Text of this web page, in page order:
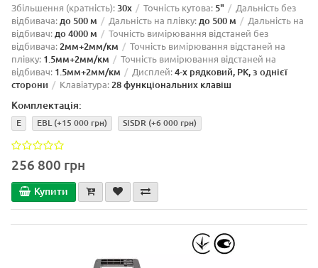
Збільшення (кратність):30х Точність кутова: 5"
Дальність без
відбивача:до 500 м Дальність на плівку:до 500 м
Дальність на
відбивач:до 4000 м
Точність вимірювання відстаней без
відбивача:2мм+2мм/км
Точність вимірювання відстаней на
плівку: 1.5мм+2мм/км
Точність вимірювання відстаней на
відбивач: 1.5мм+2мм/км Дисплей:4-х рядковий, РК, з однієї
сторони
Клавіатура:28 функціональних клавіш
Комплектація:
E EBL (+15 000 грн) SISDR (+6 000 грн)
256 800 грн
Купити